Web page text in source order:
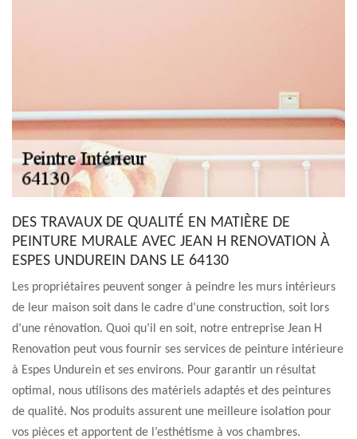
DES TRAVAUX DE QUALITÉ EN MATIÈRE DE
PEINTURE MURALE AVEC JEAN H RENOVATION À
ESPES UNDUREIN DANS LE 64130
Les propriétaires peuvent songer à peindre les murs intérieurs
de leur maison soit dans le cadre d’une construction, soit lors
d’une rénovation. Quoi qu’il en soit, notre entreprise Jean H
Renovation peut vous fournir ses services de peinture intérieure
à Espes Undurein et ses environs. Pour garantir un résultat
optimal, nous utilisons des matériels adaptés et des peintures
de qualité. Nos produits assurent une meilleure isolation pour
vos pièces et apportent de l’esthétisme à vos chambres.